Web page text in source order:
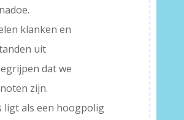
klanken en
uit
dat we
zijn.
ligt als een hoogpolig